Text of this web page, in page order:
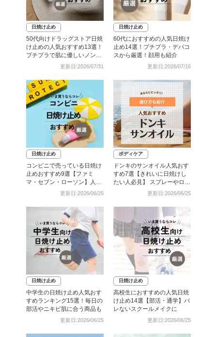
日焼け止め
50代向けドラッグストア日焼
け止めの人気おすすめ13選！
プチプラで肌に優しいノンケ
ミカル処方も更新日:2026/07/31
日焼け止め
60代におすすめの人気日焼け
止め14選！プチプラ・デパコ
スから厳選！顔用も紹介
更新日:2026/07/16
日焼け止め
コンビニで売っている日焼け
止めおすすめ9選【ファミ
マ・セブン・ローソン】人気
のミニサイズも紹介更新日:2026/06/25
ボディケア
ドンキのサンオイル人気おす
すめ7選【きれいに日焼けし
たい人必見】 スプレーやロー
更新日:2026/06/25
日焼け止め
中学生の日焼け止め人気おす
すめランキング15選！毎日の
部活やニキビ肌に合う商品も
更新日:2026/06/25
日焼け止め
高校生におすすめの人気日焼
け止め14選【部活・通学】バ
レないスクールメイクに
更新日:2026/06/25